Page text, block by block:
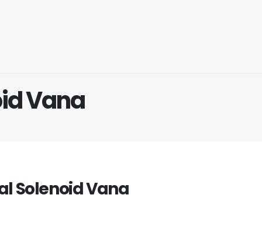
Vana
Solenoid Vana